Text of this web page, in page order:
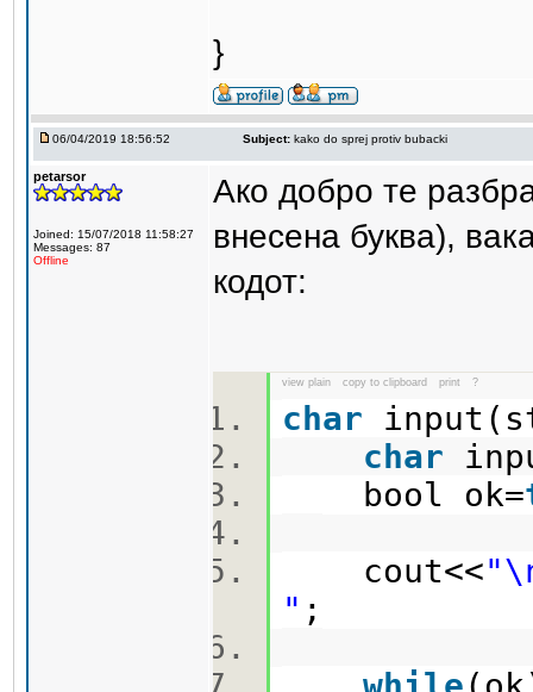
}
06/04/2019 18:56:52 Subject: kako do sprej protiv bubacki
petarsor
Joined: 15/07/2018 11:58:27
Messages: 87
Offline
Ако добро те
внесена буква),
кодот:
view plain copy to clipboard print ?
char
char
bool ok=
cout<<
" ;